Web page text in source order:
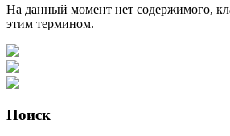
На данный момент нет содержимого,
этим термином.
Поиск